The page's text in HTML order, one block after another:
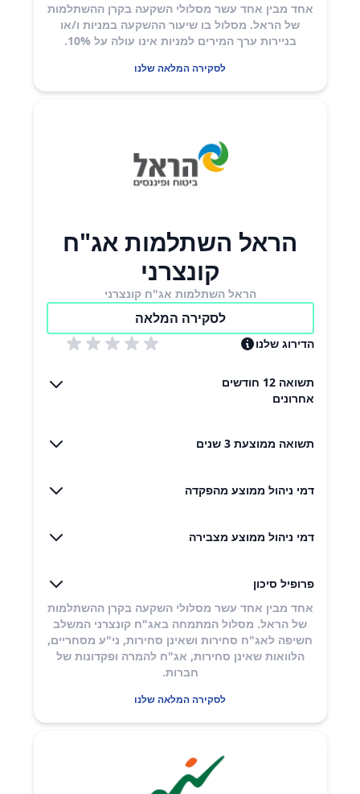
אחד מבין אחד עשר מסלולי השקעה בקרן ההשתלמות
של הראל. מסלול בו שיעור ההשקעה במניות ו/או
בניירות ערך המירים למניות אינו עולה על 10%.
לסקירה המלאה שלנו
הראל השתלמות אג"ח
קונצרני
הראל השתלמות אג"ח קונצרני
לסקירה המלאה
הדירוג שלנו
תשואה 12 חודשים
אחרונים
תשואה ממוצעת 3 שנים
דמי ניהול ממוצע מהפקדה
דמי ניהול ממוצע מצבירה
פרופיל סיכון
אחד מבין אחד עשר מסלולי השקעה בקרן ההשתלמות
של הראל. מסלול המתמחה באג"ח קונצרני המשלב
חשיפה לאג"ח סחירות ושאינן סחירות, ני"ע מסחריים,
הלוואות שאינן סחירות, אג"ח להמרה ופקדונות של
חברות.​
לסקירה המלאה שלנו